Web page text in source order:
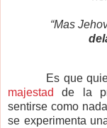
“Mas
Es que quien
majestad
de la
sentirse como
se experimenta